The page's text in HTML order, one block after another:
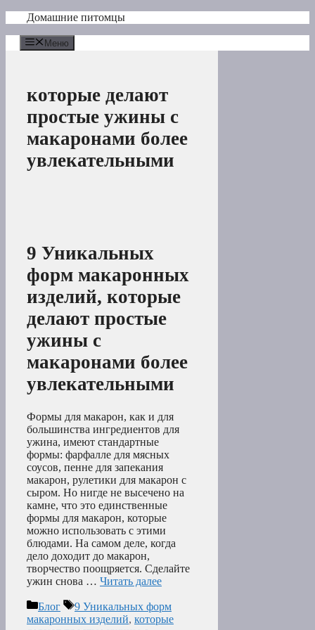
Перейти
содержимому
Домашние питомцы
Меню
которые делают
простые ужины с
макаронами более
увлекательными
9 Уникальных
форм макаронных
изделий, которые
делают простые
ужины с
макаронами более
увлекательными
Формы для макарон, как и для
большинства ингредиентов для
ужина, имеют стандартные
формы: фарфалле для мясных
соусов, пенне для запекания
макарон, рулетики для макарон с
сыром. Но нигде не высечено на
камне, что это единственные
формы для макарон, которые
можно использовать с этими
блюдами. На самом деле, когда
дело доходит до макарон,
творчество поощряется. Сделайте
ужин снова … Читать далее
Рубрики
Блог Метки
9 Уникальных форм
макаронных изделий, которые